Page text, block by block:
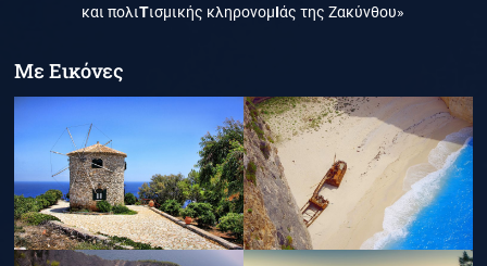
και πολιΤισμικής κληρονομΙάς της Ζακύνθου»
Με Εικόνες